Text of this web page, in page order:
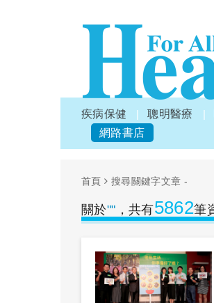
疾病保健 聰明醫療
網路書店
首頁 搜尋關鍵字文章 -
關於"" ，共有5862筆